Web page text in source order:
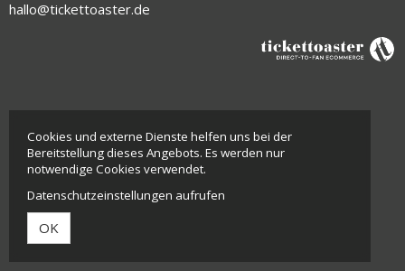
hallo@tickettoaster.de
Cookies und externe Dienste helfen uns bei der
Bereitstellung dieses Angebots. Es werden nur
notwendige Cookies verwendet.
Datenschutzeinstellungen aufrufen
OK